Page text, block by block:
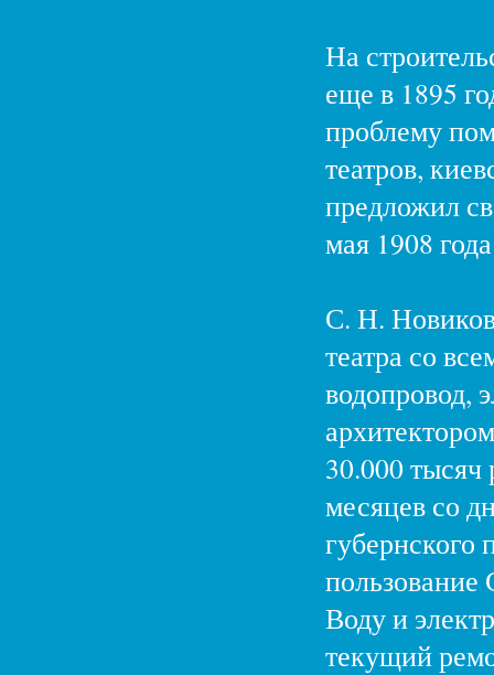
На
еще в 1895
проблему
театров,
предложил
мая 1908
С. Н. Новиков
театра со
водопровод,
30.000 тысяч
месяцев со
губернского
пользование
Воду и
текущий